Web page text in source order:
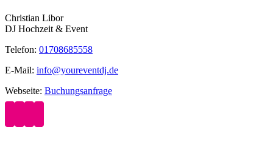
Christian Libor
DJ Hochzeit & Event
Telefon: 01708685558
E-Mail: info@youreventdj.de
Webseite: Buchungsanfrage